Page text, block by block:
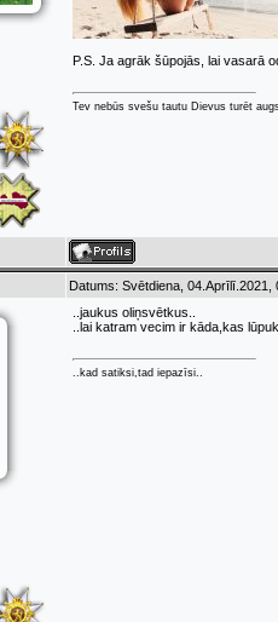
P.S. Ja agrāk šūpojās, lai vasarā
Tev nebūs svešu tautu Dievus turēt
Datums: Svētdiena,
..jaukus oliņsvētkus..
..lai katram vecim ir kāda,kas
..kad satiksi,tad iepazīsi..